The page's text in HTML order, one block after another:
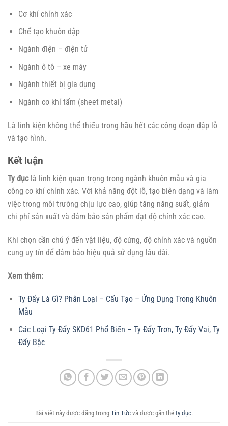
Cơ khí chính xác
Chế tạo khuôn dập
Ngành điện – điện tử
Ngành ô tô – xe máy
Ngành thiết bị gia dụng
Ngành cơ khí tấm (sheet metal)
Là linh kiện không thể thiếu trong hầu hết các công đoạn dập lỗ
và tạo hình.
Kết luận
Ty đụclà linh kiện quan trọng trong ngành khuôn mẫu và gia
công cơ khí chính xác. Với khả năng đột lỗ, tạo biên dạng và làm
việc trong môi trường chịu lực cao, giúp tăng năng suất, giảm
chi phí sản xuất và đảm bảo sản phẩm đạt độ chính xác cao.
Khi chọn cần chú ý đến vật liệu, độ cứng, độ chính xác và nguồn
cung uy tín để đảm bảo hiệu quả sử dụng lâu dài.
Xem thêm:
Ty Đẩy Là Gì? Phân Loại – Cấu Tạo – Ứng Dụng Trong Khuôn
Mẫu
Các Loại Ty Đẩy SKD61 Phổ Biến – Ty Đẩy Trơn, Ty Đẩy Vai, Ty
Đẩy Bậc
Bài viết này được đăng trong Tin Tức và được gắn thẻ ty đục.